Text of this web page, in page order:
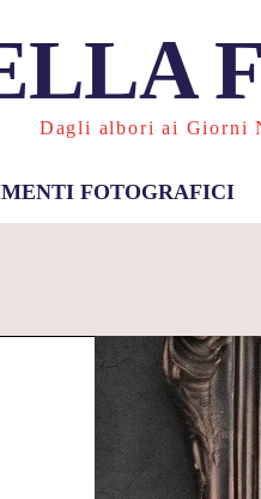
Dagli albori ai Giorni
FOTOGRAFICI